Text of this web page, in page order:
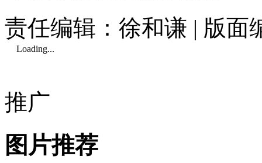
责任编辑：徐和谦 | 版面
Loading...
推广
图片推荐